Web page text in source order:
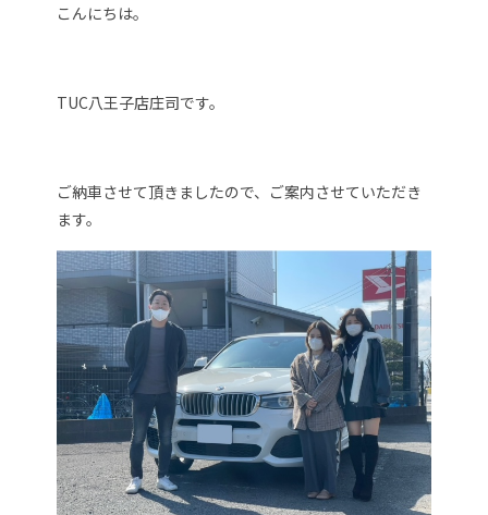
納車blog
こんにちは。
TUC八王子店庄司です。
ご納車させて頂きましたので、ご案内させていただき
ます。